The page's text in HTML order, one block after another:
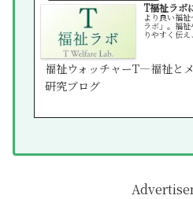
T福祉ラボ
より良い福
ラボ」。福
りやすく伝
福祉ウォッチャーT—福祉と
研究ブログ